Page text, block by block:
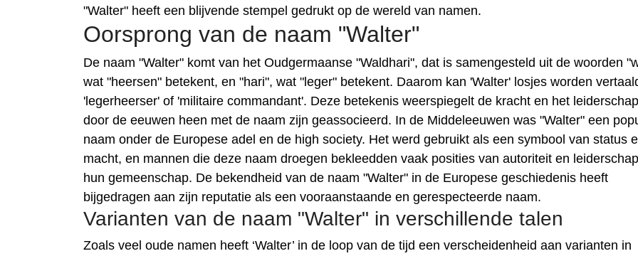
"Walter" heeft een blijvende stempel gedrukt op de wereld van namen.
Oorsprong van de naam "Walter"
De naam "Walter" komt van het Oudgermaanse "Waldhari", dat is samengesteld uit de woorden
wat "heersen" betekent, en "hari", wat "leger" betekent. Daarom kan 'Walter' losjes worden
'legerheerser' of 'militaire commandant'. Deze betekenis weerspiegelt de kracht en het
door de eeuwen heen met de naam zijn geassocieerd. In de Middeleeuwen was "Walter" een
naam onder de Europese adel en de high society. Het werd gebruikt als een symbool van status
macht, en mannen die deze naam droegen bekleedden vaak posities van autoriteit en
hun gemeenschap. De bekendheid van de naam "Walter" in de Europese geschiedenis heeft
bijgedragen aan zijn reputatie als een vooraanstaande en gerespecteerde naam.
Varianten van de naam "Walter" in verschillende talen
Zoals veel oude namen heeft ‘Walter’ in de loop van de tijd een verscheidenheid aan varianten in